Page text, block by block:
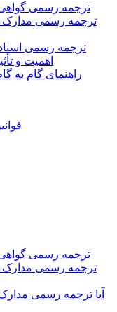
ترجمه رسمی
ترجمه رسمی مدارک
ترجمه رسمی اسناد
اهمیت و
راهنمای گام به
ترجمه رسمی
ترجمه رسمی مدارک
آیا ترجمه رسمی